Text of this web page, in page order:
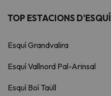
TOP ESTACIONS D'ESQUÍ
Esquí Grandvalira
Esquí Vallnord Pal-Arinsal
Esquí Boí Taüll